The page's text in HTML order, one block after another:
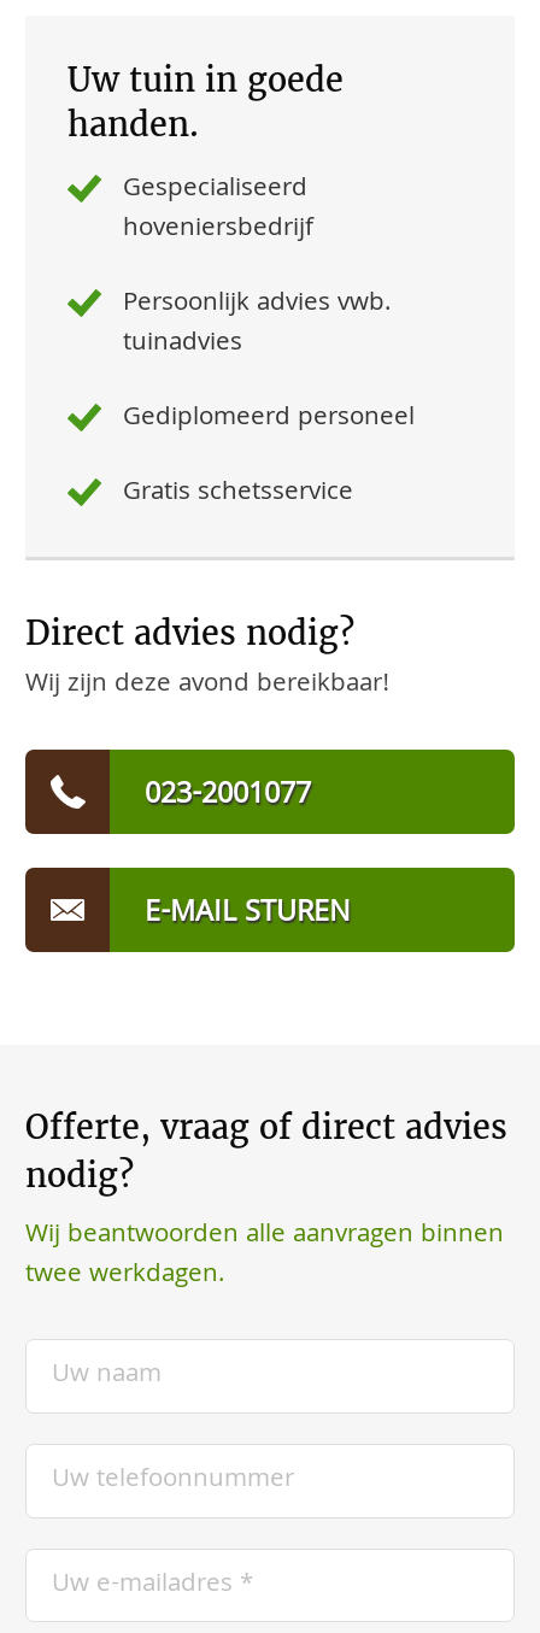
Uw tuin in goede
handen.
Gespecialiseerd
hoveniersbedrijf
Persoonlijk advies vwb.
tuinadvies
Gediplomeerd personeel
Gratis schetsservice
Direct advies nodig?
Wij zijn deze avond bereikbaar!
023-2001077
E-MAIL STUREN
Offerte, vraag of direct advies
nodig?
Wij beantwoorden alle aanvragen binnen
twee werkdagen.